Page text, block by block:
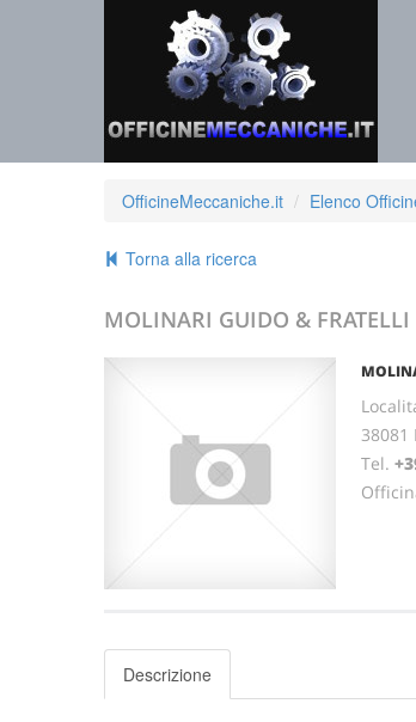
OfficineMeccaniche.it Elenco
Torna alla ricerca
MOLINARI GUIDO & FRATELLI
38081
Tel.
Descrizione